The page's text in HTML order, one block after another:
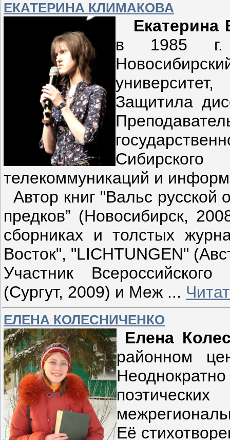
ЕКАТЕРИНА КЛИМАКОВА
Екатерина
в 1985 г.
Защитила
Сибирского
телекоммуникаций и
Автор книг "Вальс русской
предков” (Новосибирск,
сборниках и толстых
Восток", "LICHTUNGEN"
Участник
(Сургут, 2009) и Меж ...
ЕЛЕНА КОЛЕСНИЧЕНКО
Елена
районном
Её